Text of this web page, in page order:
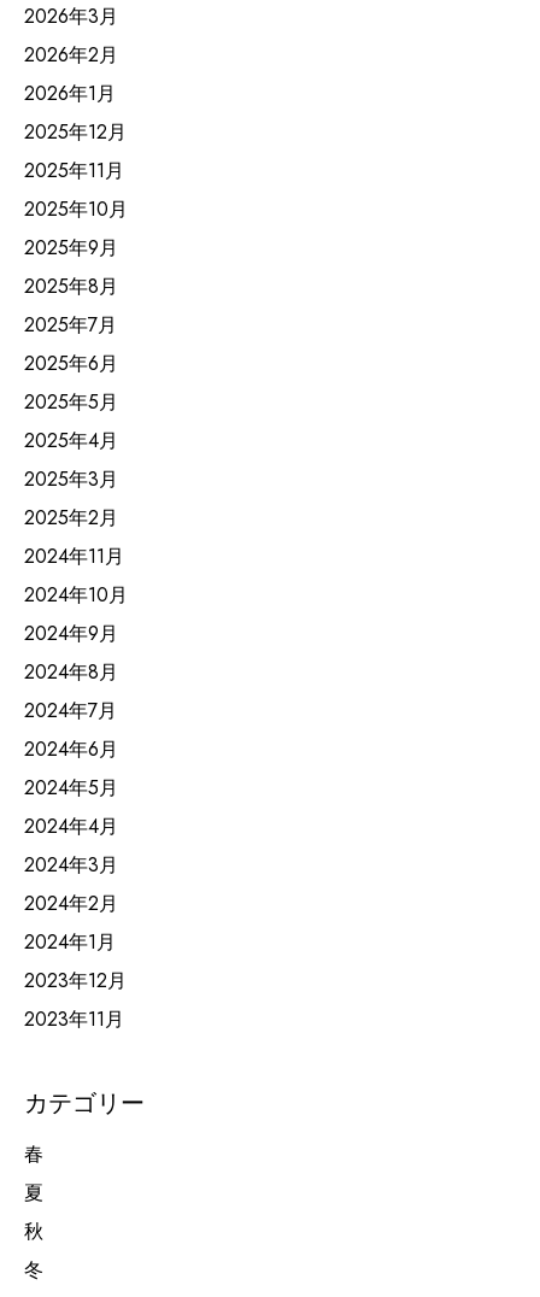
2026年3月
2026年2月
2026年1月
2025年12月
2025年11月
2025年10月
2025年9月
2025年8月
2025年7月
2025年6月
2025年5月
2025年4月
2025年3月
2025年2月
2024年11月
2024年10月
2024年9月
2024年8月
2024年7月
2024年6月
2024年5月
2024年4月
2024年3月
2024年2月
2024年1月
2023年12月
2023年11月
カテゴリー
春
夏
秋
冬